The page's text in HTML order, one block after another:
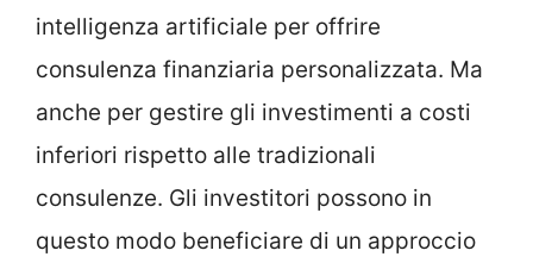
intelligenza artificiale per offrire
consulenza finanziaria personalizzata. Ma
anche per gestire gli investimenti a costi
inferiori rispetto alle tradizionali
consulenze. Gli investitori possono in
questo modo beneficiare di un approccio